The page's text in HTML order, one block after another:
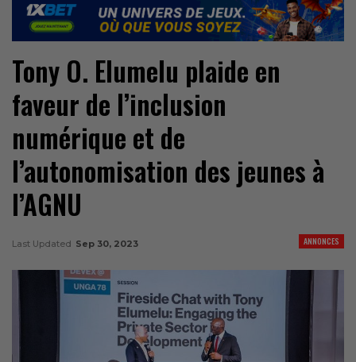
Tony O. Elumelu plaide en
faveur de l’inclusion
numérique et de
l’autonomisation des jeunes à
l’AGNU
ANNONCES
Last Updated Sep 30, 2023